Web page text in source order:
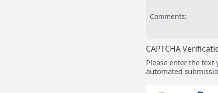
Comments:
CAPTCHA
Please enter the
automated